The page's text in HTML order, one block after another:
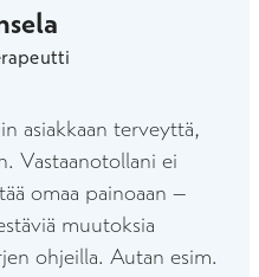
asiakkaan terveyttä,
Vastaanotollani ei
omaa painoaan –
muutoksia
ohjeilla. Autan esim.